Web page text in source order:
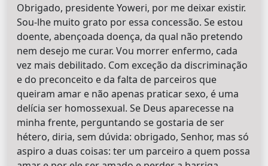
Obrigado, presidente Yoweri, por me deixar existir.
Sou-lhe muito grato por essa concessão. Se estou
doente, abençoada doença, da qual não pretendo
nem desejo me curar. Vou morrer enfermo, cada
vez mais debilitado. Com exceção da discriminação
e do preconceito e da falta de parceiros que
queiram amar e não apenas praticar sexo, é uma
delícia ser homossexual. Se Deus aparecesse na
minha frente, perguntando se gostaria de ser
hétero, diria, sem dúvida: obrigado, Senhor, mas só
aspiro a duas coisas: ter um parceiro a quem possa